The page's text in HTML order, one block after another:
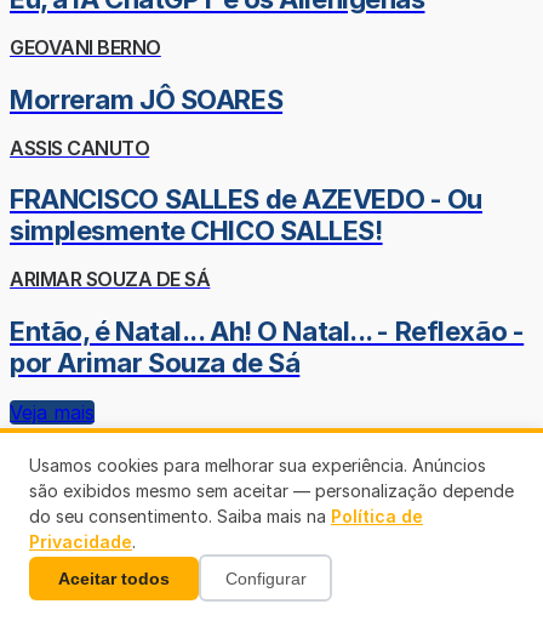
GEOVANI BERNO
Morreram JÔ SOARES
ASSIS CANUTO
FRANCISCO SALLES de AZEVEDO - Ou
simplesmente CHICO SALLES!
ARIMAR SOUZA DE SÁ
Então, é Natal... Ah! O Natal... - Reflexão -
por Arimar Souza de Sá
Veja mais
Usamos cookies para melhorar sua experiência. Anúncios
são exibidos mesmo sem aceitar — personalização depende
do seu consentimento. Saiba mais na Política de
Privacidade.
Aceitar todos Configurar